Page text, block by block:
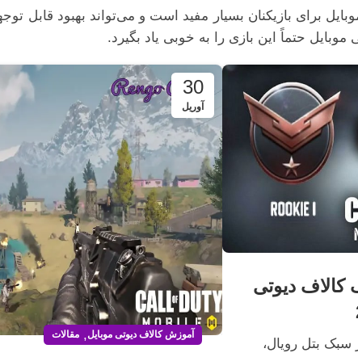
برای بازیکنان بسیار مفید است و می‌تواند بهبود قابل
حتماً این بازی را به خوبی یاد بگیرد.
کالاف دیوتی
سبک بتل رویال،
30
آوریل
آموزش کالاف دیوتی موبایل, مقالات